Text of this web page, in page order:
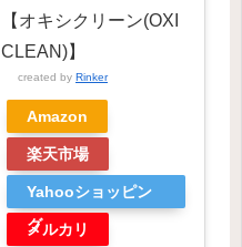
【オキシクリーン(OXI
CLEAN)】
created by Rinker
Amazon
楽天市場
Yahooショッピン
グ
メルカリ